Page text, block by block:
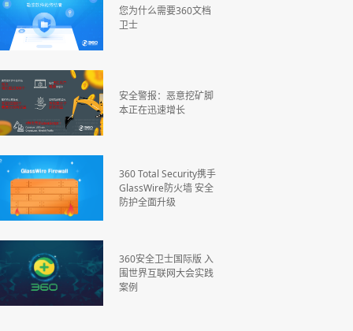
您为什么需要360文档
卫士
安全警报：恶意挖矿脚
本正在迅速增长
360 Total Security携手
GlassWire防火墙 安全
防护全面升级
360安全卫士国际版 入
围世界互联网大会实践
案例